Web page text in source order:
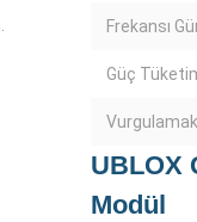
Frekansı
Güç
UBLOX
Modül